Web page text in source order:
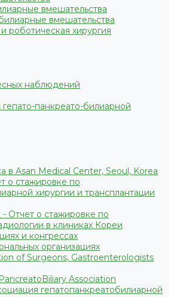
вмешательства
вмешательства
роботическая хирургия
наблюдений
панкреато-билиарной
в Asan Medical Center, Seoul, Korea
о стажировке по
хирургии и трансплантации
Отчет о стажировке по
в клиниках Кореи
и конгрессах
организациях
of Surgeons, Gastroenterologists
Association
гепатопанкреатобилиарной